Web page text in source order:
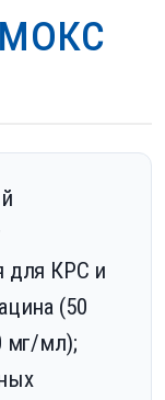
для КРС и
(50
мг/мл);